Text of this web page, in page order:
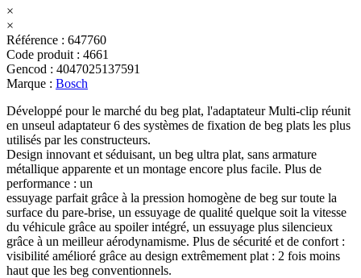
×
×
Référence : 647760
Code produit : 4661
Gencod : 4047025137591
Marque : Bosch
Développé pour le marché du beg plat, l'adaptateur Multi-clip réunit
en unseul adaptateur 6 des systèmes de fixation de beg plats les plus
utilisés par les constructeurs.
Design innovant et séduisant, un beg ultra plat, sans armature
métallique apparente et un montage encore plus facile. Plus de
performance : un
essuyage parfait grâce à la pression homogène de beg sur toute la
surface du pare-brise, un essuyage de qualité quelque soit la vitesse
du véhicule grâce au spoiler intégré, un essuyage plus silencieux
grâce à un meilleur aérodynamisme. Plus de sécurité et de confort :
visibilité amélioré grâce au design extrêmement plat : 2 fois moins
haut que les beg conventionnels.